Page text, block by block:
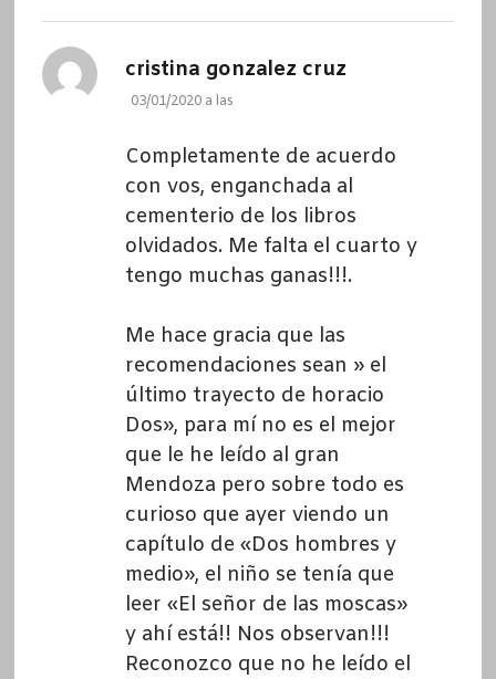
cristina gonzalez cruz
03/01/2020 a las
Completamente de acuerdo
con vos, enganchada al
cementerio de los libros
olvidados. Me falta el cuarto y
tengo muchas ganas!!!.
Me hace gracia que las
recomendaciones sean » el
último trayecto de horacio
Dos», para mí no es el mejor
que le he leído al gran
Mendoza pero sobre todo es
curioso que ayer viendo un
capítulo de «Dos hombres y
medio», el niño se tenía que
leer «El señor de las moscas»
y ahí está!! Nos observan!!!
Reconozco que no he leído el